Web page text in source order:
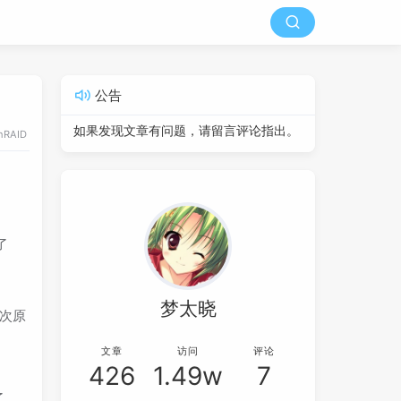
原
公告
如果发现文章有问题，请留言评论指出。
梦太晓
文章
426
访问
1.49w
评论
7